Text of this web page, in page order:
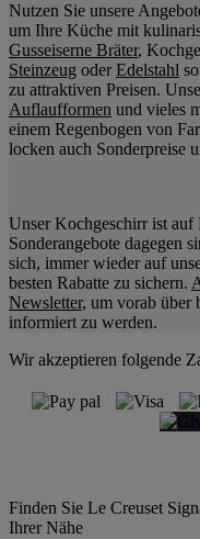
Nutzen Sie unsere
um Ihre Küche mit
Gusseiserne Bräter,
Steinzeug oder Edelstahl
zu attraktiven Preisen.
Auflaufformen und vieles
einem Regenbogen von
locken auch Sonderpreise
Unser Kochgeschirr ist auf
Sonderangebote dagegen
sich, immer wieder auf
besten Rabatte zu sichern.
Newsletter, um vorab über
informiert zu werden.
Wir akzeptieren folgende
Finden Sie Le Creuset
Ihrer Nähe